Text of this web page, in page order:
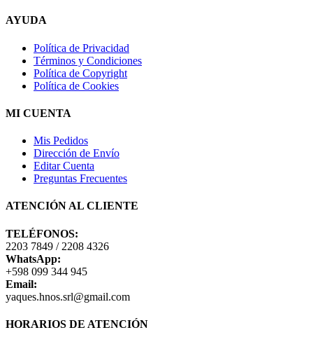
AYUDA
Política de Privacidad
Términos y Condiciones
Política de Copyright
Política de Cookies
MI CUENTA
Mis Pedidos
Dirección de Envío
Editar Cuenta
Preguntas Frecuentes
ATENCIÓN AL CLIENTE
TELÉFONOS:
2203 7849 / 2208 4326
WhatsApp:
+598 099 344 945
Email:
yaques.hnos.srl@gmail.com
HORARIOS DE ATENCIÓN